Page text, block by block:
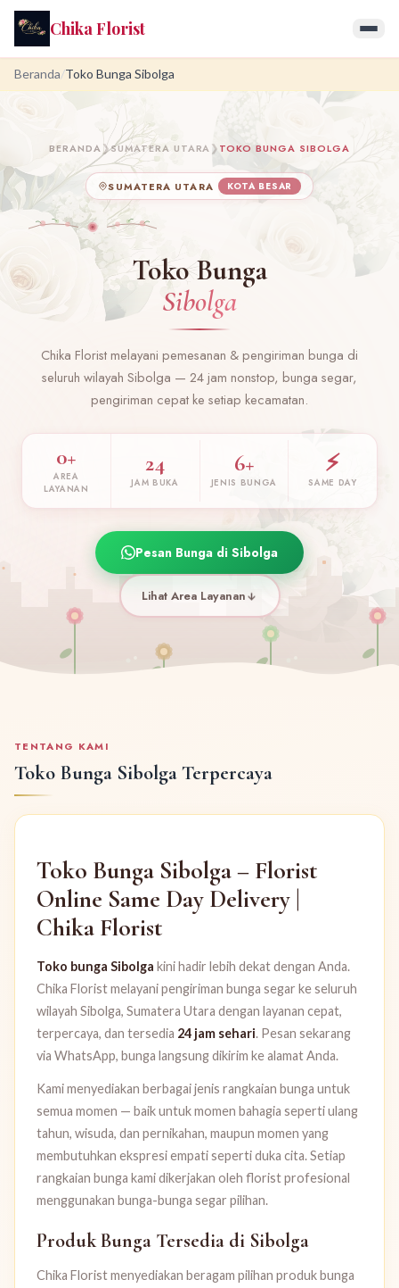
Chika Florist
Beranda/Toko Bunga Sibolga
BERANDA❯SUMATERA UTARA❯TOKO BUNGA SIBOLGA
SUMATERA UTARA KOTA BESAR
Toko Bunga
Sibolga
Chika Florist melayani pemesanan & pengiriman bunga di
seluruh wilayah Sibolga — 24 jam nonstop, bunga segar,
pengiriman cepat ke setiap kecamatan.
0+
AREA
LAYANAN
24
JAM BUKA
6+
JENIS BUNGA
⚡
SAME DAY
Pesan Bunga di Sibolga
Lihat Area Layanan
TENTANG KAMI
Toko Bunga Sibolga Terpercaya
Toko Bunga Sibolga – Florist
Online Same Day Delivery |
Chika Florist
Toko bunga Sibolga kini hadir lebih dekat dengan Anda.
Chika Florist melayani pengiriman bunga segar ke seluruh
wilayah Sibolga, Sumatera Utara dengan layanan cepat,
terpercaya, dan tersedia 24 jam sehari. Pesan sekarang
via WhatsApp, bunga langsung dikirim ke alamat Anda.
Kami menyediakan berbagai jenis rangkaian bunga untuk
semua momen — baik untuk momen bahagia seperti ulang
tahun, wisuda, dan pernikahan, maupun momen yang
membutuhkan ekspresi empati seperti duka cita. Setiap
rangkaian bunga kami dikerjakan oleh florist profesional
menggunakan bunga-bunga segar pilihan.
Produk Bunga Tersedia di Sibolga
Chika Florist menyediakan beragam pilihan produk bunga